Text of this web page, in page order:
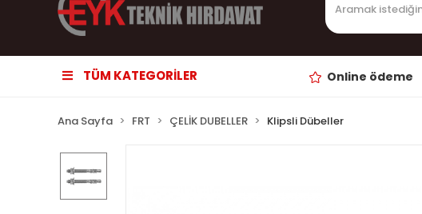
TÜM KATEGORİLER Online ödeme
Ana Sayfa FRT ÇELİK DUBELLER Klipsli Dübeller